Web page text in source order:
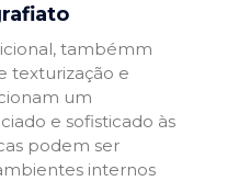
tambémm
texturização e
um
e sofisticado às
podem ser
internos